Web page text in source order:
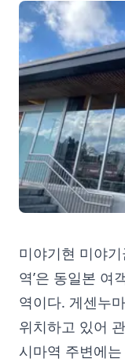
미야기현 미야
역’은 동일본 여
역이다. 게센누
위치하고 있어
시마역 주변에